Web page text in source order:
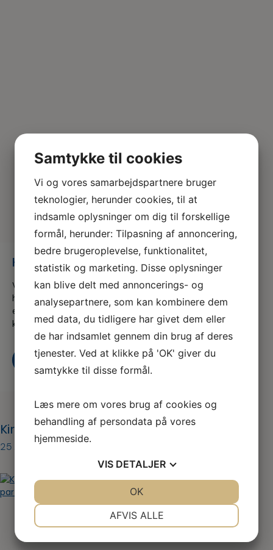
KirurgiskRøg-pic3-KLSMartin
Vi er en del af serviceforbundet og er til for at
hjælpe dig når du er i tvivl, skal skal godt videre
eller søger nyt, både som din fagforening og A-
kasse
Kontakt os Bliv medlem i dag
KirurgiskRøg-pic3-KLSMartin
25. jan 2022
Samtykke til cookies
Vi og vores samarbejdspartnere bruger
teknologier, herunder cookies, til at
indsamle oplysninger om dig til forskellige
formål, herunder: Tilpasning af annoncering,
bedre brugeroplevelse, funktionalitet,
statistik og marketing. Disse oplysninger
kan blive delt med annoncerings- og
analysepartnere, som kan kombinere dem
med data, du tidligere har givet dem eller
de har indsamlet gennem din brug af deres
tjenester. Ved at klikke på 'OK' giver du
samtykke til disse formål.
Læs mere om vores brug af cookies og
behandling af persondata på vores
hjemmeside.
VIS DETALJER
AFVIS ALLE
OK